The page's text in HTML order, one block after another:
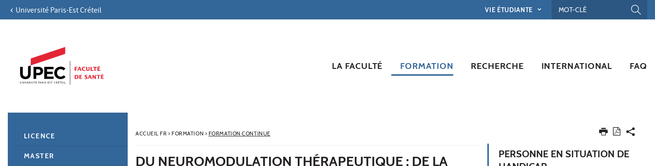
Aller au contenu
Navigation secondaire
Université Paris-Est Créteil VIE ÉTUDIANTE
LA FACULTÉ FORMATION RECHERCHE INTERNATIONAL FAQ
ACCUEIL FR› FORMATION › FORMATION CONTINUE
DU NEUROMODULATION THÉRAPEUTIQUE : DE LA
PERSONNE EN SITUATION DE
LICENCE
MASTER